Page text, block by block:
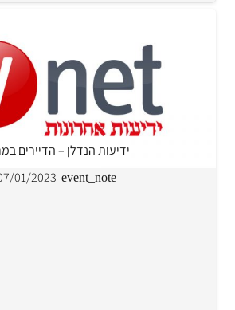
ידיעות הנדלן – הדיירים
event_note
01/2023